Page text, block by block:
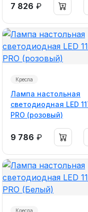
7 826 ₽
Кресла
Лампа настольная
светодиодная LED
PRO (розовый)
9 786 ₽
Кресла